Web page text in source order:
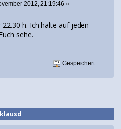
2012, 21:19:46 »
h. Ich halte auf jeden
sehe.
Gespeichert
klausd